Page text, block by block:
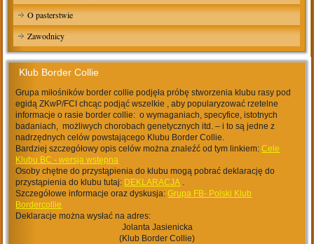
O pasterstwie
Zawodnicy
Klub Border Collie
Grupa miłośników border collie podjęła próbę stworzenia klubu rasy pod
egidą ZKwP/FCI chcąc podjąć wszelkie , aby popularyzować rzetelne
informacje o rasie border collie: o wymaganiach, specyfice, istotnych
badaniach, możliwych chorobach genetycznych itd. – i to są jedne z
nadrzędnych celów powstającego Klubu Border Collie.
Bardziej szczegółowy opis celów można znaleźć od tym linkiem:Cele
Klubu BC - wersja wstępna
Osoby chętne do przystąpienia do klubu mogą pobrać deklarację do
przystąpienia do klubu tutaj: DEKLARACJA .
Szczegółowe informacje oraz dyskusja:Grupa FB- Polski Klub
Bordercollie
Deklaracje można wysłać na adres:
Jolanta Jasienicka
(Klub Border Collie)